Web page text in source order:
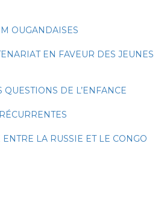
OUGANDAISES
EN FAVEUR DES JEUNES
DE L’ENFANCE
LA RUSSIE ET LE CONGO